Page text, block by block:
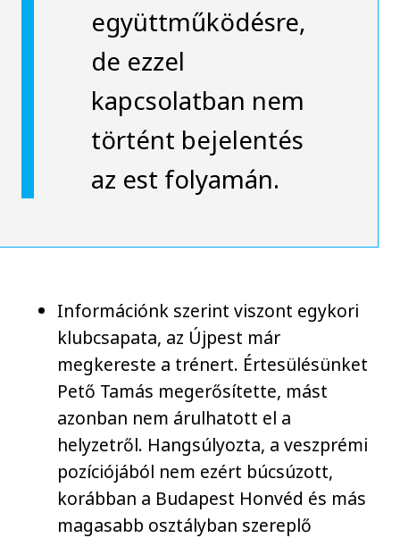
együttműködésre,
de ezzel
kapcsolatban nem
történt bejelentés
az est folyamán.
Információnk szerint viszont egykori
klubcsapata, az Újpest már
megkereste a trénert. Értesülésünket
Pető Tamás megerősítette, mást
azonban nem árulhatott el a
helyzetről. Hangsúlyozta, a veszprémi
pozíciójából nem ezért búcsúzott,
korábban a Budapest Honvéd és más
magasabb osztályban szereplő